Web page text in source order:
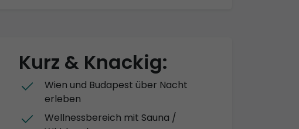
Kurz & Knackig:
Wien und Budapest über Nacht
erleben
Wellnessbereich mit Sauna /